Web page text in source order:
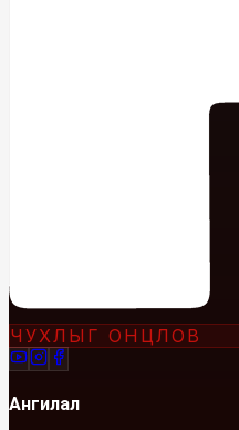
ЧУХЛЫГ ОНЦЛОВ
Ангилал